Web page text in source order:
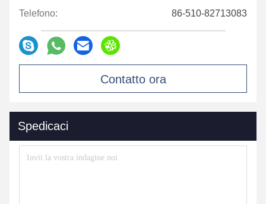
Telefono: 86-510-82713083
Contatto ora
Spedicaci